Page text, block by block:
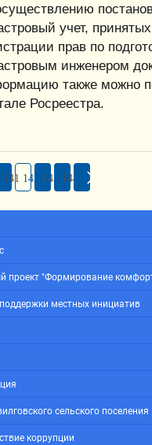
учет,
прав по
инженером
также можно
Росреестра.
141 142 143 144
проект "Формирование
местных инициатив
сельского поселения
коррупции